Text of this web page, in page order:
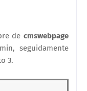
de cmswebpage
seguidamente
3.